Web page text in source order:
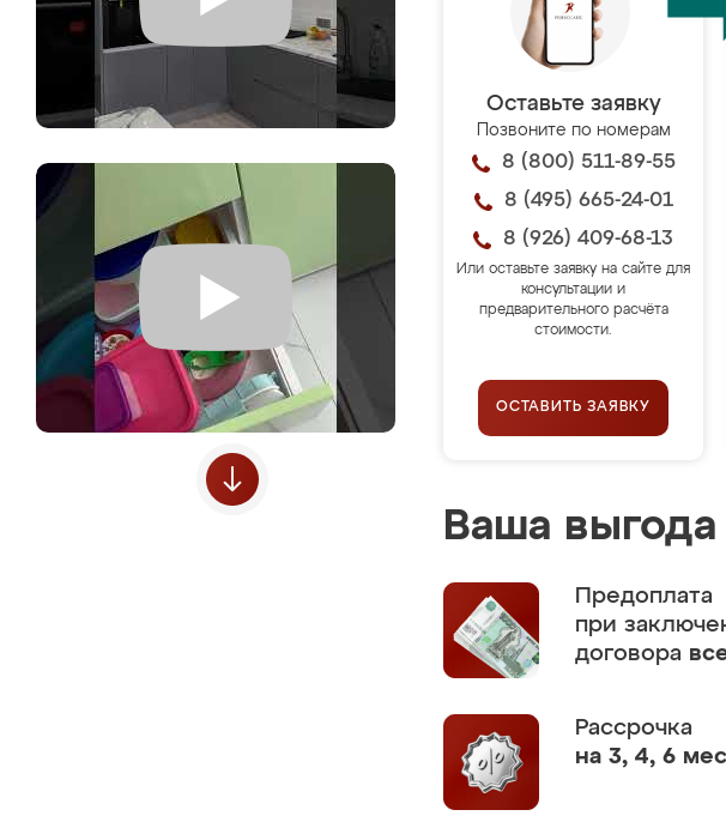
Оставьте заявку
Позвоните по номерам
8 (800) 511-89-55
8 (495) 665-24-01
8 (926) 409-68-13
Или оставьте заявку на сайте для
консультации и
предварительного расчёта
стоимости.
ОСТАВИТЬ ЗАЯВКУ
Ваша
Предоплата
при
договора
Рассрочка
на 3, 4, 6